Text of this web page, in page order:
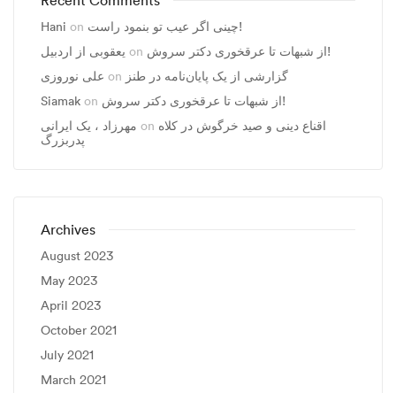
Hani on
چینی اگر عیب تو بنمود راست!
یعقوبی از اردبیل on
از شبهات تا عرقخوری دکتر سروش!
علی نوروزی on گزارشی از یک پایان‌نامه در طنز
Siamak on
از شبهات تا عرقخوری دکتر سروش!
مهرزاد ، يک ايرانی on اقناع دینی و صید خرگوش در کلاه
پدربزرگ
Archives
August 2023
May 2023
April 2023
October 2021
July 2021
March 2021